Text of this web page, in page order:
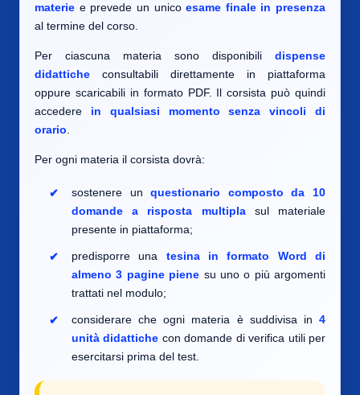
materie e prevede un unicoesame finale in presenza
al termine del corso.
Per ciascuna materia sono disponibili dispense
didattiche consultabili direttamente in piattaforma
oppure scaricabili in formato PDF. Il corsista può quindi
accedere in qualsiasi momento senza vincoli di
orario
Per ogni materia il corsista dovrà:
sostenere unquestionario composto da 10
domande a risposta multiplasul materiale
presente in piattaforma;
predisporre una tesina in formato Word di
almeno 3 pagine piene su uno o più argomenti
trattati nel modulo;
considerare che ogni materia è suddivisa in 4
unità didattiche con domande di verifica utili per
esercitarsi prima del test.